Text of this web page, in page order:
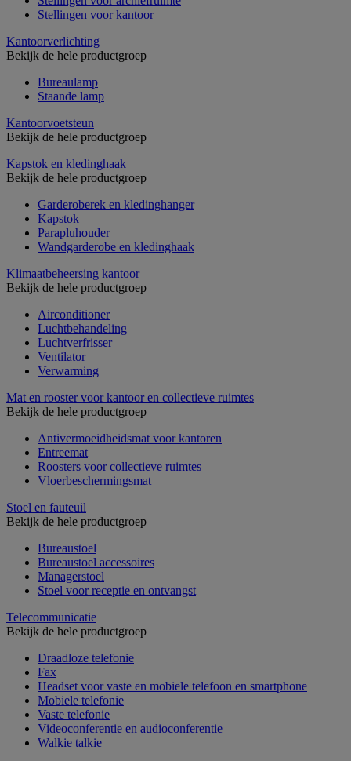
Stellingen voor kantoor
Kantoorverlichting
Bekijk de hele productgroep
Bureaulamp
Staande lamp
Kantoorvoetsteun
Bekijk de hele productgroep
Kapstok en kledinghaak
Bekijk de hele productgroep
Garderoberek en kledinghanger
Kapstok
Parapluhouder
Wandgarderobe en kledinghaak
Klimaatbeheersing kantoor
Bekijk de hele productgroep
Airconditioner
Luchtbehandeling
Luchtverfrisser
Ventilator
Verwarming
Mat en rooster voor kantoor en collectieve ruimtes
Bekijk de hele productgroep
Antivermoeidheidsmat voor kantoren
Entreemat
Roosters voor collectieve ruimtes
Vloerbeschermingsmat
Stoel en fauteuil
Bekijk de hele productgroep
Bureaustoel
Bureaustoel accessoires
Managerstoel
Stoel voor receptie en ontvangst
Telecommunicatie
Bekijk de hele productgroep
Draadloze telefonie
Fax
Headset voor vaste en mobiele telefoon en smartphone
Mobiele telefonie
Vaste telefonie
Videoconferentie en audioconferentie
Walkie talkie